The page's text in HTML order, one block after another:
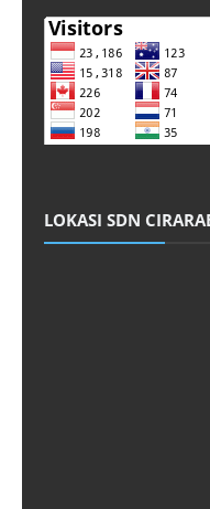
LOKASI SDN